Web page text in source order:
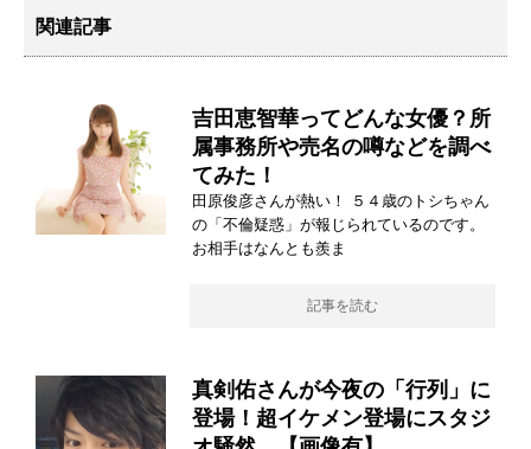
関連記事
吉田恵智華ってどんな女優？所
属事務所や売名の噂などを調べ
てみた！
田原俊彦さんが熱い！ ５４歳のトシちゃん
の「不倫疑惑」が報じられているのです。
お相手はなんとも羨ま
記事を読む
真剣佑さんが今夜の「行列」に
登場！超イケメン登場にスタジ